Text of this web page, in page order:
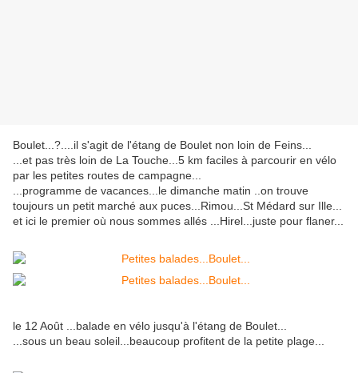
Boulet...?....il s'agit de l'étang de Boulet non loin de Feins...
...et pas très loin de La Touche...5 km faciles à parcourir en vélo
par les petites routes de campagne...
...programme de vacances...le dimanche matin ..on trouve
toujours un petit marché aux puces...Rimou...St Médard sur Ille...
et ici le premier où nous sommes allés ...Hirel...juste pour flaner...
le 12 Août ...balade en vélo jusqu'à l'étang de Boulet...
...sous un beau soleil...beaucoup profitent de la petite plage...